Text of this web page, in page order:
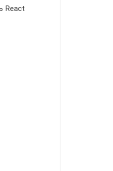
React صرف‌نظر از اینکه بقیه فناوری‌های مورد استفاده شما چه چیز‌هایی هستند، استفاده کنید.